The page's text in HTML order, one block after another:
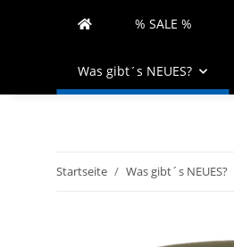
% SALE %
Was gibt´s NEUES?
Startseite Was gibt´s NEUES?